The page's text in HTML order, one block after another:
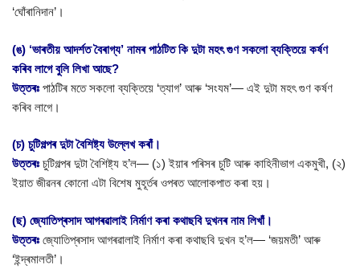
‘ঘোঁৰানিদান’।
(ঙ) ‘ভাৰতীয় আদৰ্শত বৈৰাগ্য’ নামৰ পাঠটিত কি দুটা মহৎ গুণ সকলো ব্যক্তিয়ে কৰ্ষণ
কৰিব লাগে বুলি লিখা আছে?
উত্তৰঃ পাঠটিৰ মতে সকলো ব্যক্তিয়ে ‘ত্যাগ’ আৰু ‘সংযম’— এই দুটা মহৎ গুণ কৰ্ষণ
কৰিব লাগে।
(চ) চুটিগল্পৰ দুটা বৈশিষ্ট্য উল্লেখ কৰাঁ।
উত্তৰঃ চুটিগল্পৰ দুটা বৈশিষ্ট্য হ’ল— (১) ইয়াৰ পৰিসৰ চুটি আৰু কাহিনীভাগ একমুখী, (২)
ইয়াত জীৱনৰ কোনো এটা বিশেষ মুহূৰ্তৰ ওপৰত আলোকপাত কৰা হয়।
(ছ) জ্যোতিপ্ৰসাদ আগৰৱালাই নিৰ্মাণ কৰা কথাছবি দুখনৰ নাম লিখাঁ।
উত্তৰঃ জ্যোতিপ্ৰসাদ আগৰৱালাই নিৰ্মাণ কৰা কথাছবি দুখন হ’ল— ‘জয়মতী’ আৰু
‘ইন্দ্ৰমালতী’।